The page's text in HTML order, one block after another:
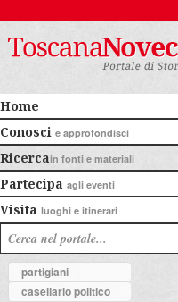
Home
Conosci e approfondisci
Ricercain fonti e materiali
Partecipa agli eventi
Visita luoghi e itinerari
partigiani
casellario politico